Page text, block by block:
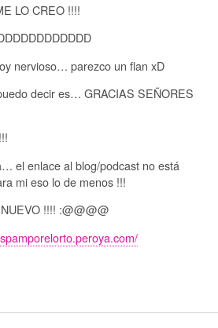
LO CREO !!!!
nervioso… parezco un flan xD
decir es… GRACIAS SEÑORES
el enlace al blog/podcast no está
mi eso lo de menos !!!
!!!! :@@@@